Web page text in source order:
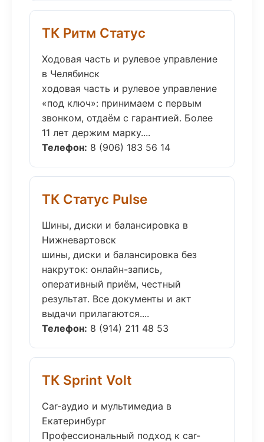
ТК Ритм Статус
Ходовая часть и рулевое управление
в Челябинск
ходовая часть и рулевое управление
«под ключ»: принимаем с первым
звонком, отдаём с гарантией. Более
11 лет держим марку....
Телефон: 8 (906) 183 56 14
ТК Статус Pulse
Шины, диски и балансировка в
Нижневартовск
шины, диски и балансировка без
накруток: онлайн-запись,
оперативный приём, честный
результат. Все документы и акт
выдачи прилагаются....
Телефон: 8 (914) 211 48 53
ТК Sprint Volt
Car-аудио и мультимедиа в
Екатеринбург
Профессиональный подход к car-